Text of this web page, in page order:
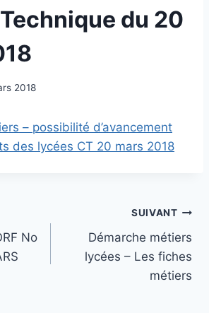
du 20
2018
– possibilité d’avancement
des lycées CT 20 mars 2018
No
SUIVANT
Démarche métiers
lycées – Les fiches
métiers